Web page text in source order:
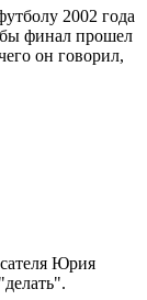
2002 года
бы финал прошел
он говорил,
Юрия